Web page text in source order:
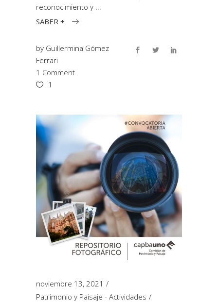
reconocimiento y
SABER +
by Guillermina Gómez
Ferrari
1 Comment
1
noviembre 13, 2021
Patrimonio y Paisaje - Actividades